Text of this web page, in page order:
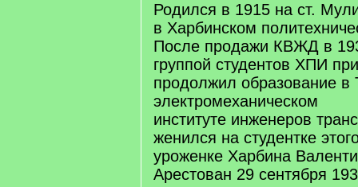
Родился в 1915 на ст.
в Харбинском
После продажи КВЖД в
группой студентов ХПИ
продолжил образование в
электромеханическом
институте инженеров
женился на студентке
уроженке Харбина
Арестован 29 сентября